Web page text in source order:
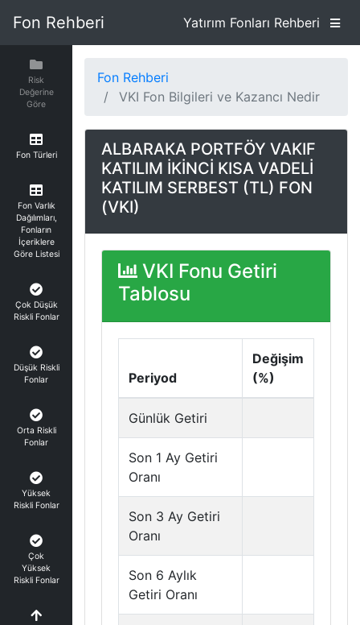
Fon Rehberi Yatırım Fonları Rehberi
Risk
Değerine
Göre
Fon Türleri
Fon Varlık
Dağılımları,
Fonların
İçeriklere
Göre Listesi
Çok Düşük
Riskli Fonlar
Düşük Riskli
Fonlar
Orta Riskli
Fonlar
Yüksek
Riskli Fonlar
Çok
Yüksek
Riskli Fonlar
Fon Rehberi
VKI Fon Bilgileri ve Kazancı Nedir
ALBARAKA PORTFÖY VAKIF
KATILIM İKİNCİ KISA VADELİ
KATILIM SERBEST (TL) FON
(VKI)
VKI Fonu Getiri
Tablosu
Periyod
Değişim
(%)
Günlük Getiri
Son 1 Ay Getiri
Oranı
Son 3 Ay Getiri
Oranı
Son 6 Aylık
Getiri Oranı